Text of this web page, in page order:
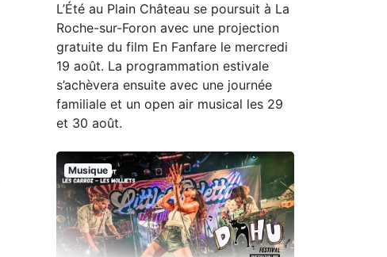
L’Été au Plain Château se poursuit à La
Roche-sur-Foron avec une projection
gratuite du film En Fanfare le mercredi
19 août. La programmation estivale
s’achèvera ensuite avec une journée
familiale et un open air musical les 29
et 30 août.
Musique